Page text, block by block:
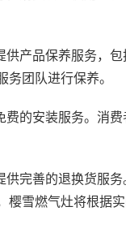
产品保养服务，包
团队进行保养。
的安装服务。消费
完善的退换货服务
雪燃气灶将根据实